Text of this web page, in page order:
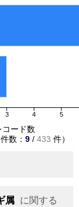
3 4 5
コード数
数： 9 / 433 件）
属 に関する